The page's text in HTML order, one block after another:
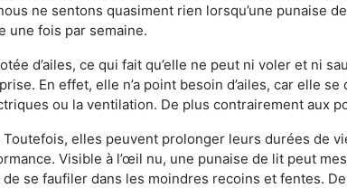
ne sentons quasiment rien lorsqu’une punaise
une fois par semaine.
d’ailes, ce qui fait qu’elle ne peut ni voler et ni
En effet, elle n’a point besoin d’ailes, car elle
ou la ventilation. De plus contrairement aux
elles peuvent prolonger leurs durées de
Visible à l’œil nu, une punaise de lit peut
se faufiler dans les moindres recoins et fentes.